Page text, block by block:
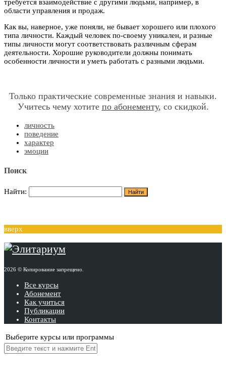
требуется взаимодействие с другими людьми, например, в
области управления и продаж.
Как вы, наверное, уже поняли, не бывает хорошего или плохого
типа личности. Каждый человек по-своему уникален, и разные
типы личности могут соответствовать различным сферам
деятельности. Хорошие руководители должны понимать
особенности личности и уметь работать с разными людьми.
Только практические современные знания и навыки.
Учитесь чему хотите по абонементу, со скидкой.
личность
поведение
характер
эмоции
Поиск
Найти:
вверх
2026 © Копирование запрещено.
Все курсы
Абонемент
Как учиться
Публикации
Контакты
Выберите курсы или программы